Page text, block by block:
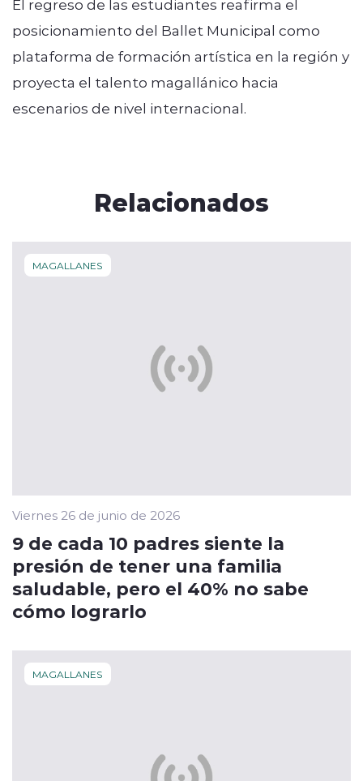
El regreso de las estudiantes reafirma el
posicionamiento del Ballet Municipal como
plataforma de formación artística en la región y
proyecta el talento magallánico hacia
escenarios de nivel internacional.
Relacionados
MAGALLANES
Viernes 26 de junio de 2026
9 de cada 10 padres siente la
presión de tener una familia
saludable, pero el 40% no sabe
cómo lograrlo
MAGALLANES